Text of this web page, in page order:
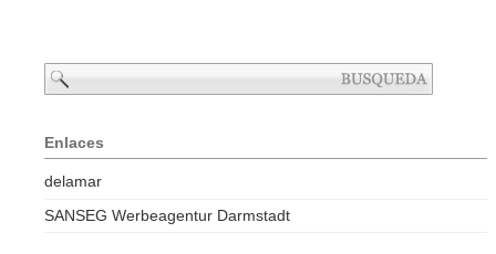
Enlaces
delamar
SANSEG Werbeagentur Darmstadt